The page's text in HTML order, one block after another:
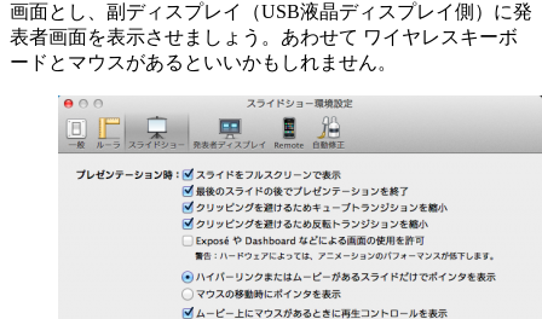
画面とし、副ディスプレイ（USB液晶ディスプレイ側）に発
表者画面を表示させましょう。あわせて ワイヤレスキーボ
ードとマウスがあるといいかもしれません。